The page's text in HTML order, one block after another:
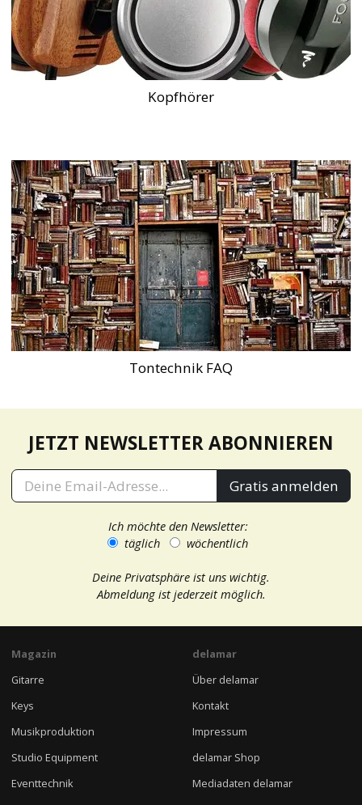
Kopfhörer
Tontechnik FAQ
JETZT NEWSLETTER ABONNIEREN
Gratis anmelden
Ich möchte den Newsletter:
täglich
wöchentlich
Deine Privatsphäre ist uns wichtig.
Abmeldung ist jederzeit möglich.
Magazin
Gitarre
Keys
Musikproduktion
Studio Equipment
Eventtechnik
delamar
Über delamar
Kontakt
Impressum
delamar Shop
Mediadaten delamar